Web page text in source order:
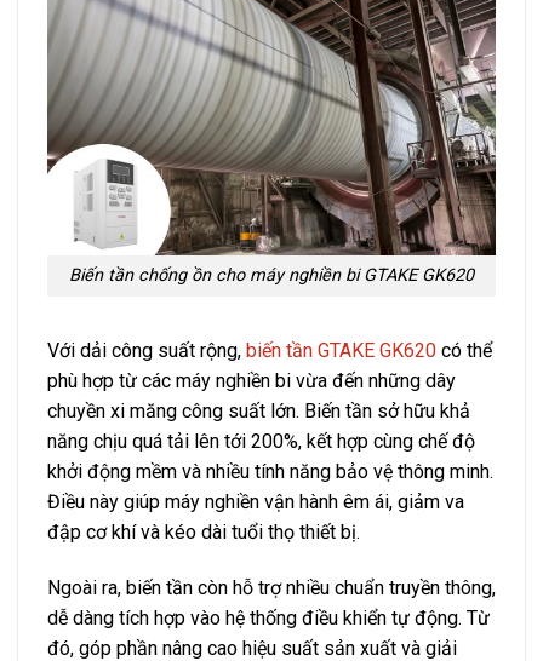
Biến tần chống ồn cho máy nghiền bi GTAKE GK620
Với dải công suất rộng, biến tần GTAKE GK620 có thể
phù hợp từ các máy nghiền bi vừa đến những dây
chuyền xi măng công suất lớn. Biến tần sở hữu khả
năng chịu quá tải lên tới 200%, kết hợp cùng chế độ
khởi động mềm và nhiều tính năng bảo vệ thông minh.
Điều này giúp máy nghiền vận hành êm ái, giảm va
đập cơ khí và kéo dài tuổi thọ thiết bị.
Ngoài ra, biến tần còn hỗ trợ nhiều chuẩn truyền thông,
dễ dàng tích hợp vào hệ thống điều khiển tự động. Từ
đó, góp phần nâng cao hiệu suất sản xuất và giải